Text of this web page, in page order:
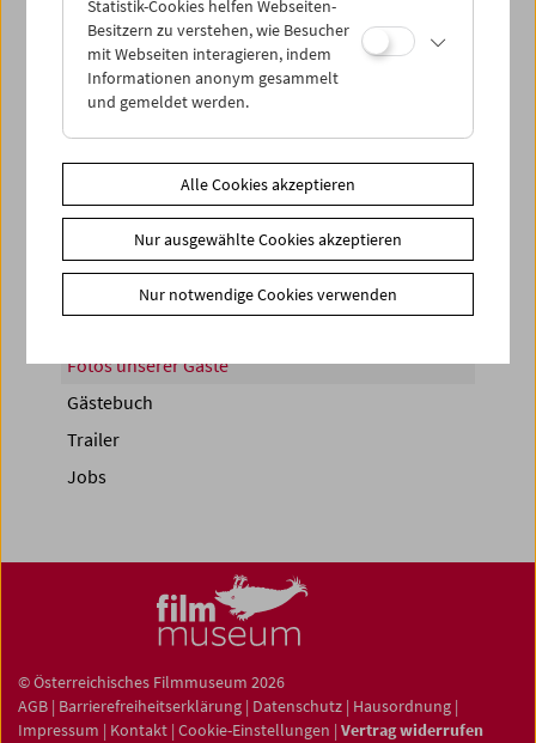
< zurück zur Übersicht
Share on
Fotos unserer Gäste
Gästebuch
Trailer
Jobs
© Österreichisches Filmmuseum 2026
AGB | Barrierefreiheitserklärung | Datenschutz | Hausordnung |
Impressum | Kontakt | Cookie-Einstellungen | Vertrag widerrufen
Statistik-Cookies helfen Webseiten-
Besitzern zu verstehen, wie Besucher
mit Webseiten interagieren, indem
Informationen anonym gesammelt
und gemeldet werden.
Alle Cookies akzeptieren
Nur ausgewählte Cookies akzeptieren
Nur notwendige Cookies verwenden